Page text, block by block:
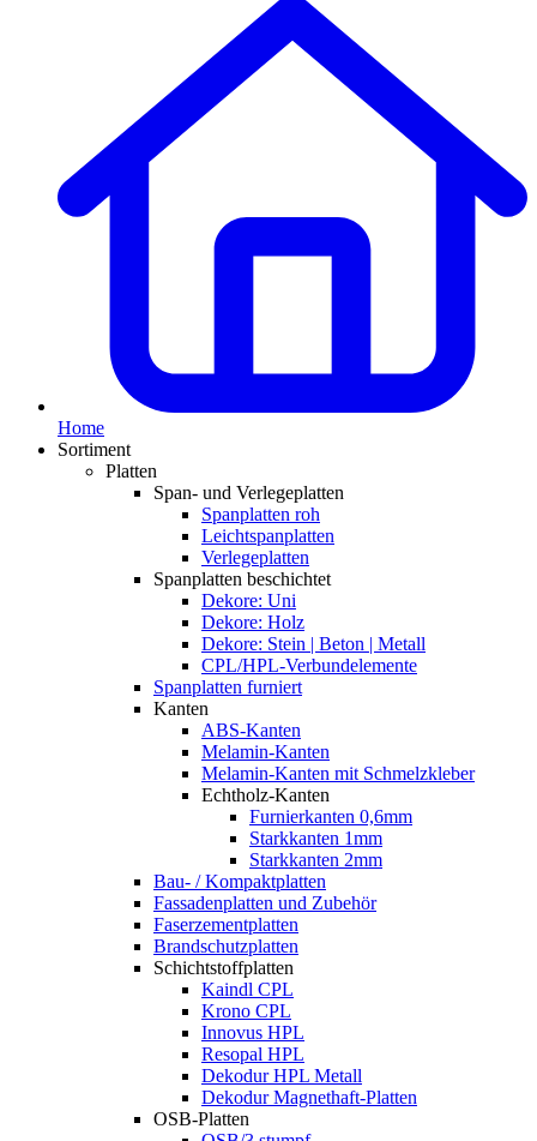
Home
Sortiment
Platten
Span- und Verlegeplatten
Spanplatten roh
Leichtspanplatten
Verlegeplatten
Spanplatten beschichtet
Dekore: Uni
Dekore: Holz
Dekore: Stein | Beton | Metall
CPL/HPL-Verbundelemente
Spanplatten furniert
Kanten
ABS-Kanten
Melamin-Kanten
Melamin-Kanten mit Schmelzkleber
Echtholz-Kanten
Furnierkanten 0,6mm
Starkkanten 1mm
Starkkanten 2mm
Bau- / Kompaktplatten
Fassadenplatten und Zubehör
Faserzementplatten
Brandschutzplatten
Schichtstoffplatten
Kaindl CPL
Krono CPL
Innovus HPL
Resopal HPL
Dekodur HPL Metall
Dekodur Magnethaft-Platten
OSB-Platten